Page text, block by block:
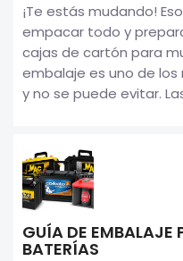
¡Te estás mudando!
empacar todo y
cajas de cartón para
embalaje es uno de
y no se puede evitar.
GUÍA DE EMBALAJE
BATERÍAS